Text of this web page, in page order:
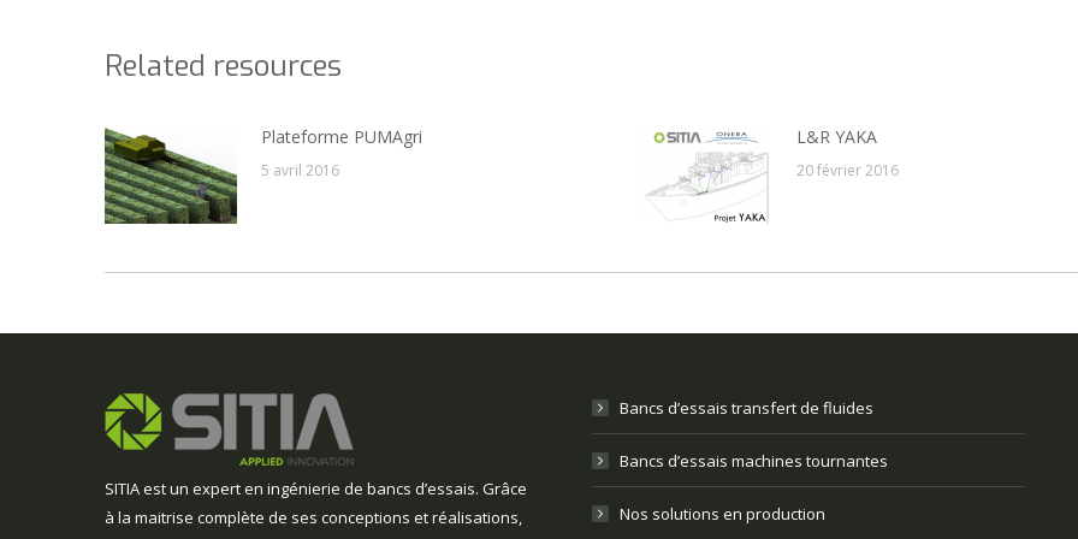
Related resources
Plateforme PUMAgri
5 avril 2016
L&R YAKA
20 février 2016
SITIA est un expert en ingénierie de bancs d’essais. Grâce
à la maitrise complète de ses conceptions et réalisations,
Bancs d’essais transfert de fluides
Bancs d’essais machines tournantes
Nos solutions en production